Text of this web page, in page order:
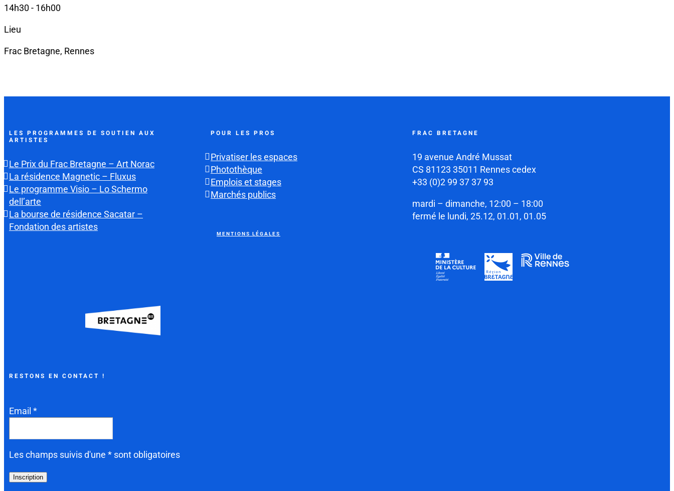
14h30 - 16h00
Lieu
Frac Bretagne, Rennes
LES PROGRAMMES DE SOUTIEN AUX
ARTISTES
Le Prix du Frac Bretagne – Art Norac
La résidence Magnetic – Fluxus
Le programme Visio – Lo Schermo
dell’arte
La bourse de résidence Sacatar –
Fondation des artistes
POUR LES PROS
Privatiser les espaces
Photothèque
Emplois et stages
Marchés publics
MENTIONS LÉGALES
FRAC BRETAGNE
19 avenue André Mussat
CS 81123 35011 Rennes cedex
+33 (0)2 99 37 37 93
mardi – dimanche, 12:00 – 18:00
fermé le lundi, 25.12, 01.01, 01.05
RESTONS EN CONTACT !
Email *
Les champs suivis d'une * sont obligatoires